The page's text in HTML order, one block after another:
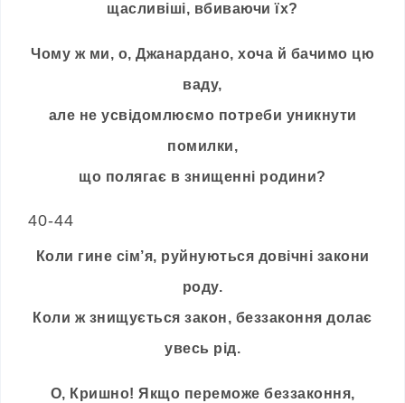
щасливіші, вбиваючи їх?
Чому ж ми, о, Джанардано, хоча й бачимо цю
ваду,
але не усвідомлюємо потреби уникнути
помилки,
що полягає в знищенні родини?
40-44
Коли гине сім’я, руйнуються довічні закони
роду.
Коли ж знищується закон, беззаконня долає
увесь рід.
О, Кришно! Якщо переможе беззаконня,